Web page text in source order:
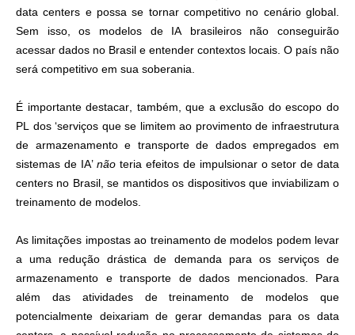
data centers e possa se tornar competitivo no cenário global.
Sem isso, os modelos de IA brasileiros não conseguirão
acessar dados no Brasil e entender contextos locais. O país não
será competitivo em sua soberania.
É importante destacar, também, que a exclusão do escopo do
PL dos ‘serviços que se limitem ao provimento de infraestrutura
de armazenamento e transporte de dados empregados em
sistemas de IA’não teria efeitos de impulsionar o setor de data
centers no Brasil, se mantidos os dispositivos que inviabilizam o
treinamento de modelos.
As limitações impostas ao treinamento de modelos podem levar
a uma redução drástica de demanda para os serviços de
armazenamento e transporte de dados mencionados. Para
além das atividades de treinamento de modelos que
potencialmente deixariam de gerar demandas para os data